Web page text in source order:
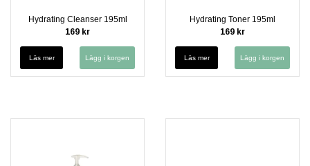
Hydrating Cleanser 195ml
169 kr
Läs mer
Hydrating Toner 195ml
169 kr
Läs mer